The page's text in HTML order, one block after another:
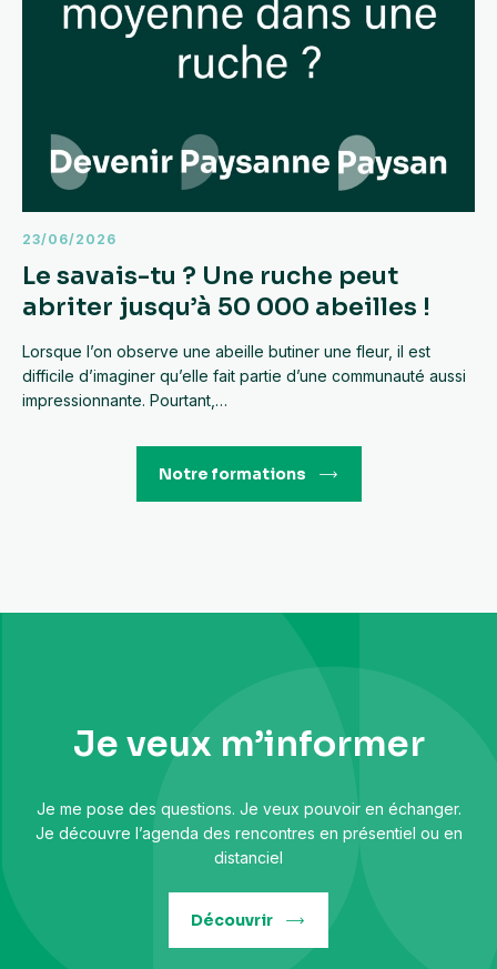
23/06/2026
Le savais-tu ? Une ruche peut
abriter jusqu’à 50 000 abeilles !
Lorsque l’on observe une abeille butiner une fleur, il est
difficile d’imaginer qu’elle fait partie d’une communauté aussi
impressionnante. Pourtant,…
Notre formations
Je veux m’informer
Je me pose des questions. Je veux pouvoir en échanger.
Je découvre l’agenda des rencontres en présentiel ou en
distanciel
Découvrir